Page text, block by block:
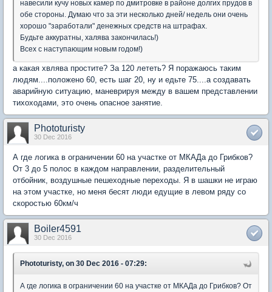
навесили кучу новых камер по дмитровке в районе долгих прудов в
обе стороны. Думаю что за эти несколько дней/ недель они очень
хорошо "заработали" денежных средств на штрафах.
Будьте аккуратны, халява закончилась!)
Всех с наступающим новым годом!)
а какая хвлява простите? За 120 лететь? Я поражаюсь таким
людям....положено 60, есть шаг 20, ну и едьте 75....а создавать
аварийную ситуацию, маневрируя между в вашем представлении
тихоходами, это очень опасное занятие.
Phototuristy
30 Dec 2016
А где логика в ограничении 60 на участке от МКАДа до Грибков?
От 3 до 5 полос в каждом направлении, разделительный
отбойник, воздушные пешеходные переходы. Я в шашки не играю
на этом участке, но меня бесят люди едущие в левом ряду со
скоростью 60км/ч
Boiler4591
30 Dec 2016
Phototuristy, on 30 Dec 2016 - 07:29:
А где логика в ограничении 60 на участке от МКАДа до Грибков? От